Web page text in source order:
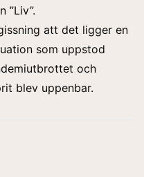
”Liv”.
att det ligger en
som uppstod
och
blev uppenbar.